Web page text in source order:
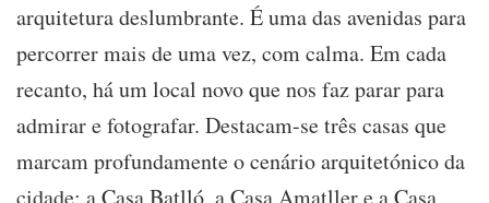
arquitetura deslumbrante. É uma das avenidas para
percorrer mais de uma vez, com calma. Em cada
recanto, há um local novo que nos faz parar para
admirar e fotografar. Destacam-se três casas que
marcam profundamente o cenário arquitetónico da
cidade: a Casa Batlló, a Casa Amatller e a Casa